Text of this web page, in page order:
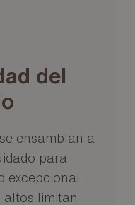
del
ensamblan a
para
excepcional.
altos limitan